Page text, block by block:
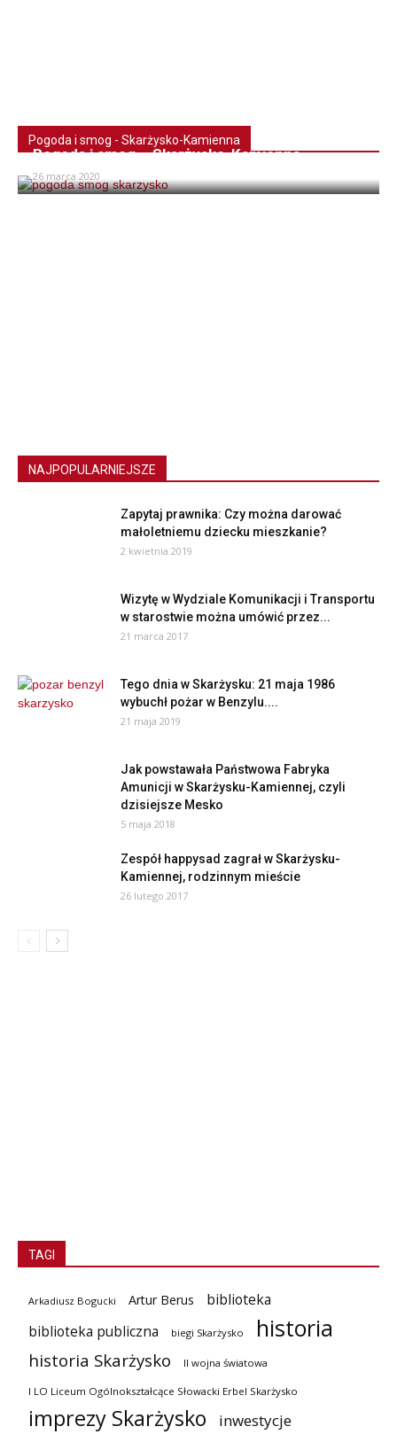
Pogoda i smog - Skarżysko-Kamienna
Pogoda i smog – Skarżysko-Kamienna
26 marca 2020
NAJPOPULARNIEJSZE
Zapytaj prawnika: Czy można darować
małoletniemu dziecku mieszkanie?
2 kwietnia 2019
Wizytę w Wydziale Komunikacji i Transportu
w starostwie można umówić przez...
21 marca 2017
Tego dnia w Skarżysku: 21 maja 1986
wybuchł pożar w Benzylu....
21 maja 2019
Jak powstawała Państwowa Fabryka
Amunicji w Skarżysku-Kamiennej, czyli
dzisiejsze Mesko
5 maja 2018
Zespół happysad zagrał w Skarżysku-
Kamiennej, rodzinnym mieście
26 lutego 2017
TAGI
Arkadiusz Bogucki Artur Berus
biblioteka
biblioteka publiczna
biegi Skarżysko historia
historia Skarżysko II wojna światowa
I LO Liceum Ogólnokształcące Słowacki Erbel Skarżysko
imprezy Skarżysko inwestycje